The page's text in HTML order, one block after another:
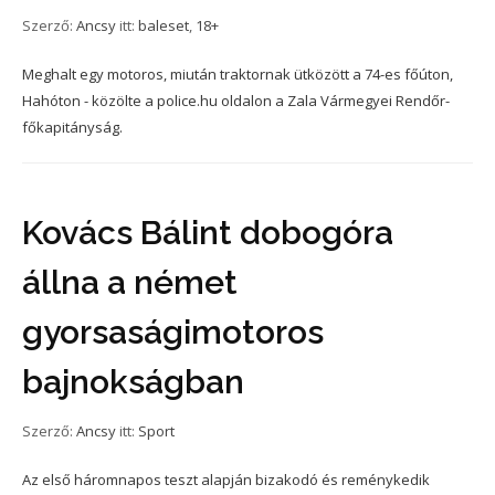
Szerző: Ancsy itt: baleset, 18+
Meghalt egy motoros, miután traktornak ütközött a 74-es főúton,
Hahóton - közölte a police.hu oldalon a Zala Vármegyei Rendőr-
főkapitányság.
Kovács Bálint dobogóra
állna a német
gyorsaságimotoros
bajnokságban
Szerző: Ancsy itt: Sport
Az első háromnapos teszt alapján bizakodó és reménykedik